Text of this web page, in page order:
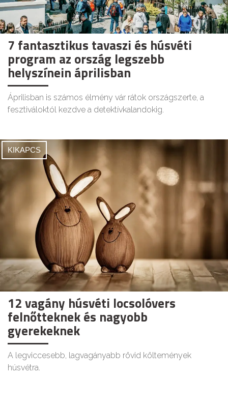
7 fantasztikus tavaszi és húsvéti
program az ország legszebb
helyszínein áprilisban
Áprilisban is számos élmény vár rátok országszerte, a
fesztiváloktól kezdve a detektívkalandokig.
KIKAPCS
12 vagány húsvéti locsolóvers
felnőtteknek és nagyobb
gyerekeknek
A legviccesebb, lagvagányabb rövid költemények
húsvétra.